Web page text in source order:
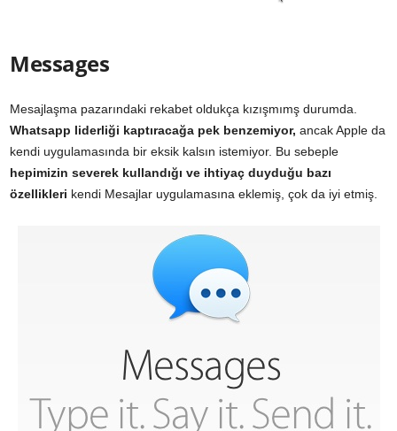
Messages
Mesajlaşma pazarındaki rekabet oldukça kızışmımş durumda.
Whatsapp liderliği kaptıracağa pek benzemiyor, ancak Apple da
kendi uygulamasında bir eksik kalsın istemiyor. Bu sebeple
hepimizin severek kullandığı ve ihtiyaç duyduğu bazı
özellikleri kendi Mesajlar uygulamasına eklemiş, çok da iyi etmiş.